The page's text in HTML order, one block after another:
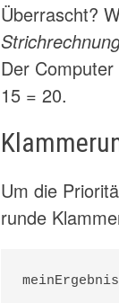
Überrascht?
Der
15 = 20.
Um die
runde